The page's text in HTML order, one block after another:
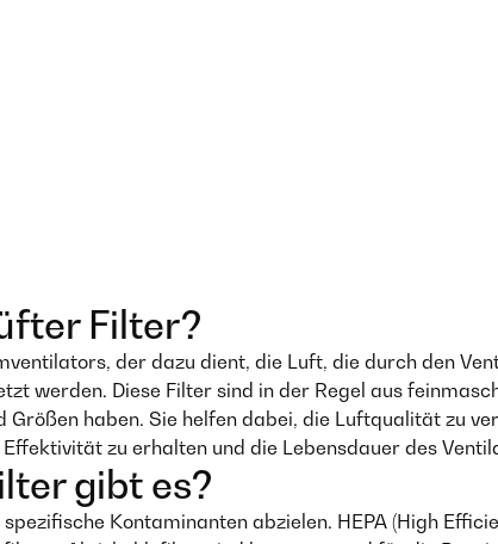
Filter?
der dazu dient, die Luft, die durch den
werden. Diese Filter sind in der Regel aus
haben. Sie helfen dabei, die Luftqualität zu
zu erhalten und die Lebensdauer des
gibt es?
Kontaminanten abzielen. HEPA (High